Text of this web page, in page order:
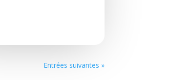
Entrées suivantes »